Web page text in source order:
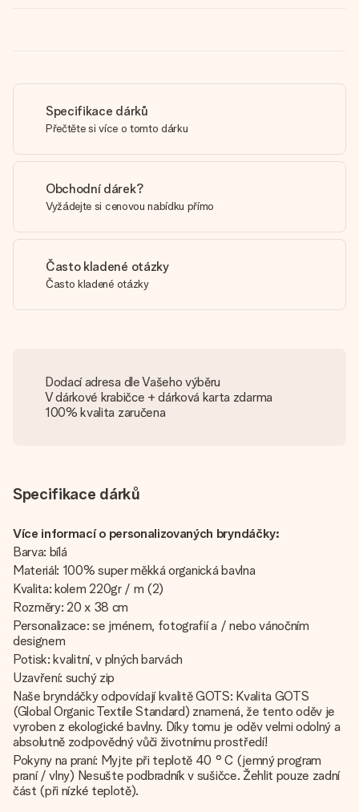
Specifikace dárků
Přečtěte si více o tomto dárku
Obchodní dárek?
Vyžádejte si cenovou nabídku přímo
Často kladené otázky
Často kladené otázky
Dodací adresa dle Vašeho výběru
V dárkové krabičce + dárková karta zdarma
100% kvalita zaručena
Specifikace dárků
Více informací o personalizovaných bryndáčky:
Barva: bílá
Materiál: 100% super měkká organická bavlna
Kvalita: kolem 220gr / m (2)
Rozměry: 20 x 38 cm
Personalizace: se jménem, fotografií a / nebo vánočním
designem
Potisk: kvalitní, v plných barvách
Uzavření: suchý zip
Naše bryndáčky odpovídají kvalitě GOTS: Kvalita GOTS
(Global Organic Textile Standard) znamená, že tento oděv je
vyroben z ekologické bavlny. Díky tomu je oděv velmi odolný a
absolutně zodpovědný vůči životnímu prostředí!
Pokyny na praní: Myjte při teplotě 40 ° C (jemný program
praní / vlny) Nesušte podbradník v sušičce. Žehlit pouze zadní
část (při nízké teplotě).